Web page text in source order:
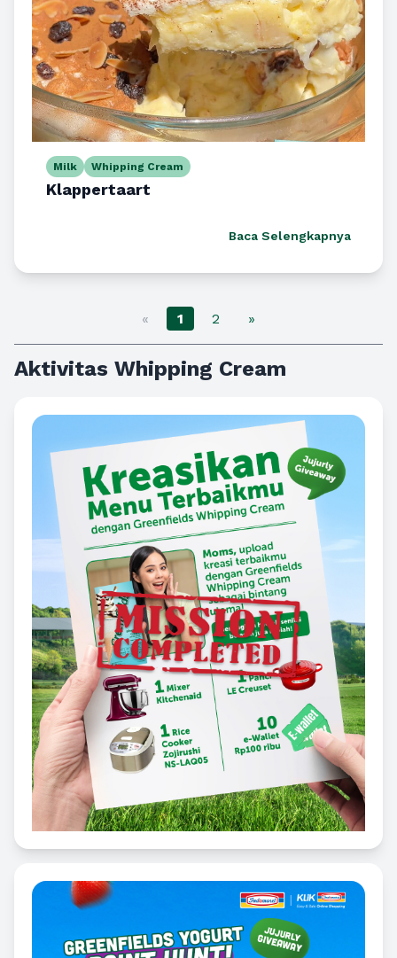
Milk Whipping Cream
Klappertaart
Baca Selengkapnya
« 1 2 »
Aktivitas Whipping Cream